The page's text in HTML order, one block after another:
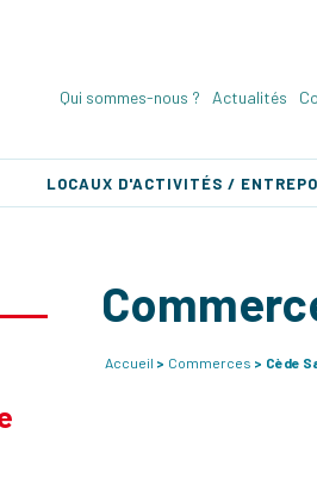
Qui sommes-nous ? Actualités
LOCAUX D'ACTIVITÉS /
Accueil Commerces Cède